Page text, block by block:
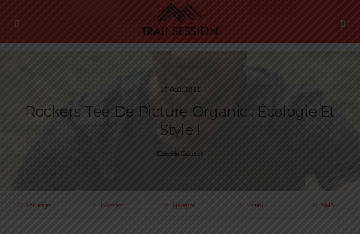
17 Août 2021
Rockers Tee De Picture Organic : Écologie Et
Style !
Corentin Crouzet
Partager Tweeter Épingler E-mail SMS